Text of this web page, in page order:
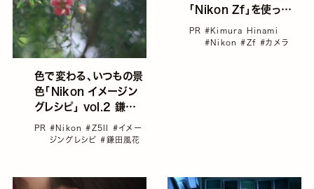
色で変わる、いつもの景
色「Nikon イメージン
グレシピ」 vol.2 鎌田
PR #Nikon#Z5II #イメー
ジングレシピ#鎌田風花
「Nikon Zf」を使ってみ
PR
#Kimura Hinami
#Nikon#Zf#カメラ